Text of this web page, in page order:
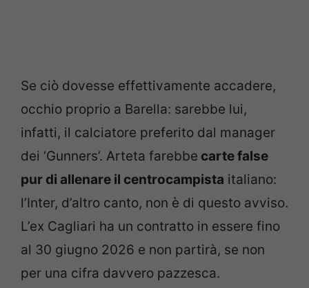
Se ciò dovesse effettivamente accadere,
occhio proprio a Barella: sarebbe lui,
infatti, il calciatore preferito dal manager
dei ‘Gunners’. Arteta farebbe carte false
pur di allenare il centrocampista italiano:
l’Inter, d’altro canto, non è di questo avviso.
L’ex Cagliari ha un contratto in essere fino
al 30 giugno 2026 e non partirà, se non
per una cifra davvero pazzesca.